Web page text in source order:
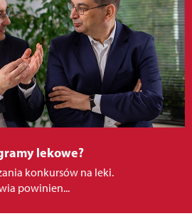
lekowe?
konkursów na leki.
powinien...